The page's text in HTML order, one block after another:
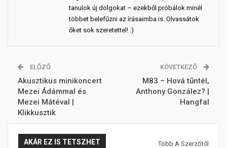
tanulok új dolgokat – ezekből próbálok minél
többet belefűzni az írásaimba is. Olvassátok
őket sok szeretettel! :)
ELŐZŐ
Akusztikus minikoncert
Mezei Ádámmal és
Mezei Mátéval |
Klikkusztik
KÖVETKEZŐ
M83 – Hová tűntél,
Anthony González? |
Hangfal
AKÁR EZ IS TETSZHET Több A Szerzőtől